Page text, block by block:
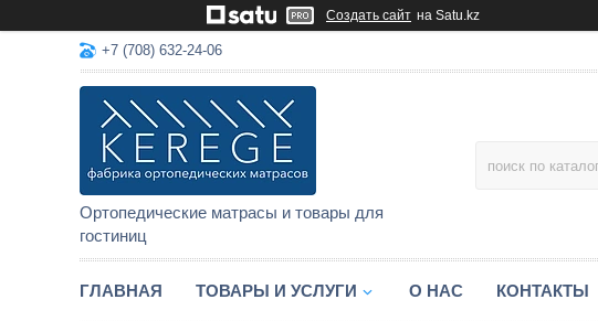
Создать сайт на Satu.kz
+7 (708) 632-24-06
Ортопедические матрасы и товары для
гостиниц
ГЛАВНАЯ ТОВАРЫ И УСЛУГИ О НАС КОНТАКТЫ